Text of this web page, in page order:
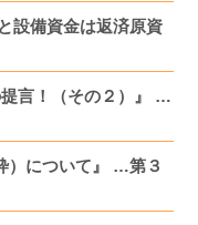
設備資金は返済原資
提言！（その２）』 …
）について』 …第３